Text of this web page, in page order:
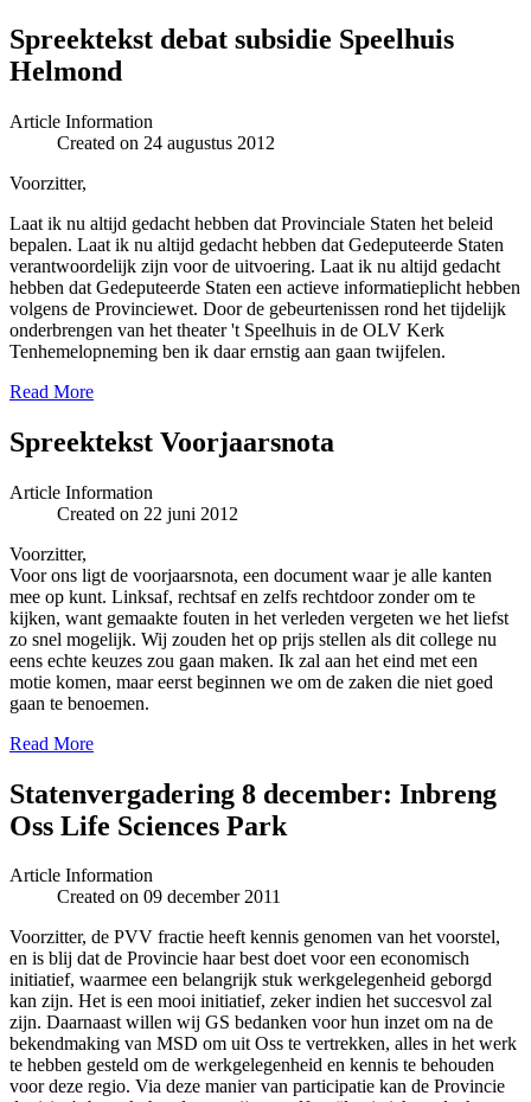
Spreektekst debat subsidie Speelhuis
Helmond
Article Information
Created on 24 augustus 2012
Voorzitter,
Laat ik nu altijd gedacht hebben dat Provinciale Staten het beleid
bepalen. Laat ik nu altijd gedacht hebben dat Gedeputeerde Staten
verantwoordelijk zijn voor de uitvoering. Laat ik nu altijd gedacht
hebben dat Gedeputeerde Staten een actieve informatieplicht hebben
volgens de Provinciewet. Door de gebeurtenissen rond het tijdelijk
onderbrengen van het theater 't Speelhuis in de OLV Kerk
Tenhemelopneming ben ik daar ernstig aan gaan twijfelen.
Read More
Spreektekst Voorjaarsnota
Article Information
Created on 22 juni 2012
Voorzitter,
Voor ons ligt de voorjaarsnota, een document waar je alle kanten
mee op kunt. Linksaf, rechtsaf en zelfs rechtdoor zonder om te
kijken, want gemaakte fouten in het verleden vergeten we het liefst
zo snel mogelijk. Wij zouden het op prijs stellen als dit college nu
eens echte keuzes zou gaan maken. Ik zal aan het eind met een
motie komen, maar eerst beginnen we om de zaken die niet goed
gaan te benoemen.
Read More
Statenvergadering 8 december: Inbreng
Oss Life Sciences Park
Article Information
Created on 09 december 2011
Voorzitter, de PVV fractie heeft kennis genomen van het voorstel,
en is blij dat de Provincie haar best doet voor een economisch
initiatief, waarmee een belangrijk stuk werkgelegenheid geborgd
kan zijn. Het is een mooi initiatief, zeker indien het succesvol zal
zijn. Daarnaast willen wij GS bedanken voor hun inzet om na de
bekendmaking van MSD om uit Oss te vertrekken, alles in het werk
te hebben gesteld om de werkgelegenheid en kennis te behouden
voor deze regio. Via deze manier van participatie kan de Provincie